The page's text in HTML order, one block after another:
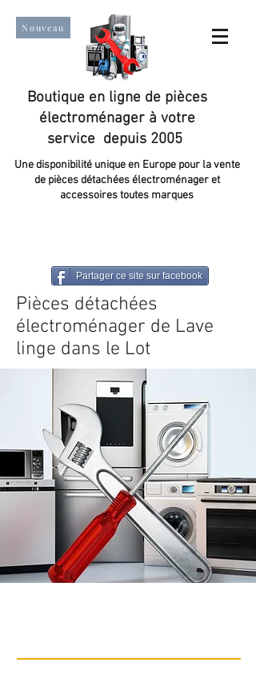
Nouveau
Boutique en ligne de pièces
électroménager à votre
service depuis 2005
Une disponibilité unique en Europe pour la vente
de pièces détachées électroménager et
accessoires toutes marques
Partager ce site sur facebook
Pièces détachées
électroménager de Lave
linge dans le Lot